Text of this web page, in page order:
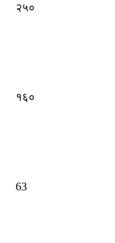
२५०
१६०
63